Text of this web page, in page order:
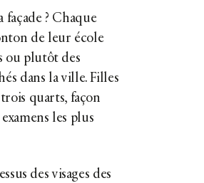
? Chaque
de leur école
ou plutôt des
dans la ville. Filles
quarts, façon
les plus
des visages des